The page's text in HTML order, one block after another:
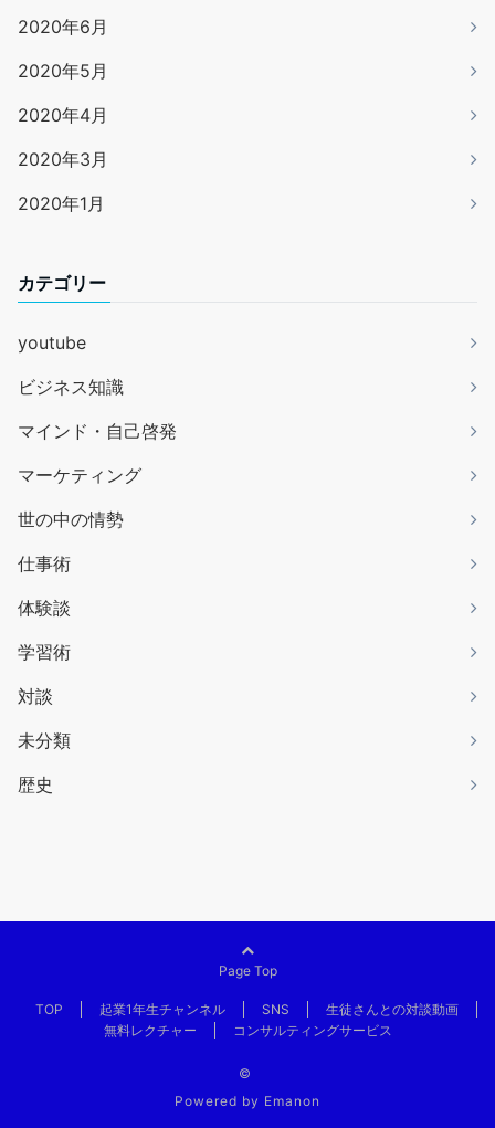
2020年6月
2020年5月
2020年4月
2020年3月
2020年1月
カテゴリー
youtube
ビジネス知識
マインド・自己啓発
マーケティング
世の中の情勢
仕事術
体験談
学習術
対談
未分類
歴史
Page Top
TOP 起業1年生チャンネル SNS
生徒さんとの対談動画
無料レクチャー
コンサルティングサービス
©
Powered by Emanon